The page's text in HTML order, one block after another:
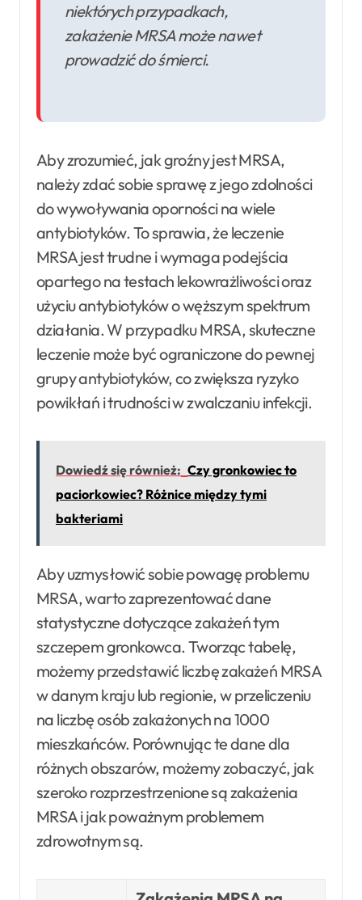
niektórych przypadkach,
zakażenie MRSA może nawet
prowadzić do śmierci.
Aby zrozumieć, jak groźny jest MRSA,
należy zdać sobie sprawę z jego zdolności
do wywoływania oporności na wiele
antybiotyków. To sprawia, że leczenie
MRSA jest trudne i wymaga podejścia
opartego na testach lekowrażliwości oraz
użyciu antybiotyków o węższym spektrum
działania. W przypadku MRSA, skuteczne
leczenie może być ograniczone do pewnej
grupy antybiotyków, co zwiększa ryzyko
powikłań i trudności w zwalczaniu infekcji.
Dowiedź się również: Czy gronkowiec to
paciorkowiec? Różnice między tymi
bakteriami
Aby uzmysłowić sobie powagę problemu
MRSA, warto zaprezentować dane
statystyczne dotyczące zakażeń tym
szczepem gronkowca. Tworząc tabelę,
możemy przedstawić liczbę zakażeń MRSA
w danym kraju lub regionie, w przeliczeniu
na liczbę osób zakażonych na 1000
mieszkańców. Porównując te dane dla
różnych obszarów, możemy zobaczyć, jak
szeroko rozprzestrzenione są zakażenia
MRSA i jak poważnym problemem
zdrowotnym są.